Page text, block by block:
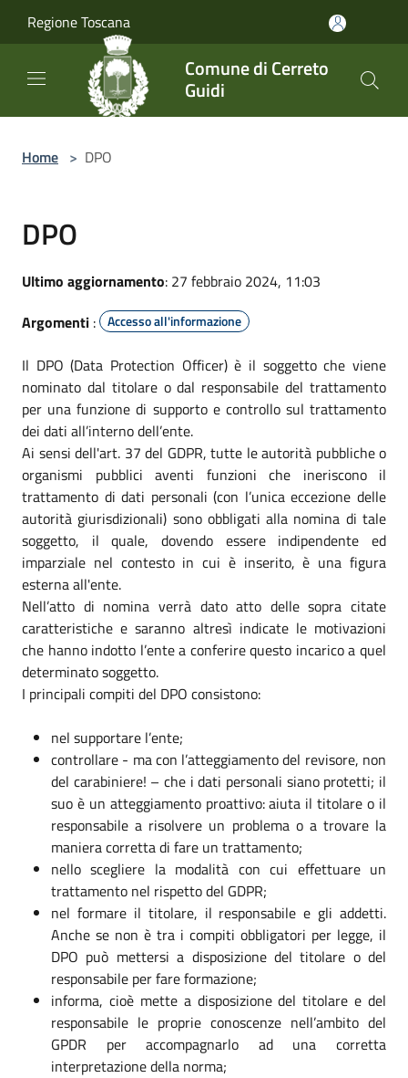
Regione Toscana
Comune di Cerreto
Guidi
Home > DPO
DPO
Ultimo aggiornamento: 27 febbraio 2024, 11:03
Argomenti : Accesso all'informazione
Il DPO (Data Protection Officer) è il soggetto che viene
nominato dal titolare o dal responsabile del trattamento
per una funzione di supporto e controllo sul trattamento
dei dati all’interno dell’ente.
Ai sensi dell'art. 37 del GDPR, tutte le autorità pubbliche o
organismi pubblici aventi funzioni che ineriscono il
trattamento di dati personali (con l’unica eccezione delle
autorità giurisdizionali) sono obbligati alla nomina di tale
soggetto, il quale, dovendo essere indipendente ed
imparziale nel contesto in cui è inserito, è una figura
esterna all'ente.
Nell’atto di nomina verrà dato atto delle sopra citate
caratteristiche e saranno altresì indicate le motivazioni
che hanno indotto l’ente a conferire questo incarico a quel
determinato soggetto.
I principali compiti del DPO consistono:
nel supportare l’ente;
controllare - ma con l’atteggiamento del revisore, non
del carabiniere! – che i dati personali siano protetti; il
suo è un atteggiamento proattivo: aiuta il titolare o il
responsabile a risolvere un problema o a trovare la
maniera corretta di fare un trattamento;
nello scegliere la modalità con cui effettuare un
trattamento nel rispetto del GDPR;
nel formare il titolare, il responsabile e gli addetti.
Anche se non è tra i compiti obbligatori per legge, il
DPO può mettersi a disposizione del titolare o del
responsabile per fare formazione;
informa, cioè mette a disposizione del titolare e del
responsabile le proprie conoscenze nell’ambito del
GPDR per accompagnarlo ad una corretta
interpretazione della norma;